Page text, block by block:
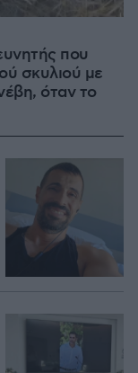
που
σκυλιού με
όταν το